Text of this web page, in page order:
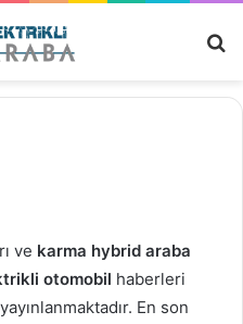
ve karma hybrid araba
otomobil haberleri
En son